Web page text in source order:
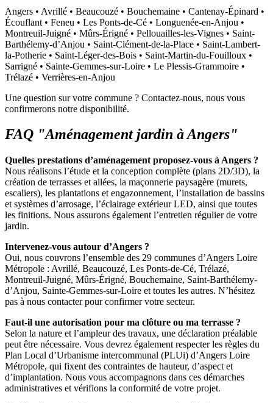
Angers • Avrillé • Beaucouzé • Bouchemaine • Cantenay-Épinard •
Écouflant • Feneu • Les Ponts-de-Cé • Longuenée-en-Anjou •
Montreuil-Juigné • Mûrs-Érigné • Pellouailles-les-Vignes • Saint-
Barthélemy-d’Anjou • Saint-Clément-de-la-Place • Saint-Lambert-
la-Potherie • Saint-Léger-des-Bois • Saint-Martin-du-Fouilloux •
Sarrigné • Sainte-Gemmes-sur-Loire • Le Plessis-Grammoire •
Trélazé • Verrières-en-Anjou
Une question sur votre commune ? Contactez-nous, nous vous
confirmerons notre disponibilité.
FAQ "Aménagement jardin à Angers"
Quelles prestations d’aménagement proposez-vous à Angers ?
Nous réalisons l’étude et la conception complète (plans 2D/3D), la
création de terrasses et allées, la maçonnerie paysagère (murets,
escaliers), les plantations et engazonnement, l’installation de bassins
et systèmes d’arrosage, l’éclairage extérieur LED, ainsi que toutes
les finitions. Nous assurons également l’entretien régulier de votre
jardin.
Intervenez-vous autour d’Angers ?
Oui, nous couvrons l’ensemble des 29 communes d’Angers Loire
Métropole : Avrillé, Beaucouzé, Les Ponts-de-Cé, Trélazé,
Montreuil-Juigné, Mûrs-Érigné, Bouchemaine, Saint-Barthélemy-
d’Anjou, Sainte-Gemmes-sur-Loire et toutes les autres. N’hésitez
pas à nous contacter pour confirmer votre secteur.
Faut-il une autorisation pour ma clôture ou ma terrasse ?
Selon la nature et l’ampleur des travaux, une déclaration préalable
peut être nécessaire. Vous devrez également respecter les règles du
Plan Local d’Urbanisme intercommunal (PLUi) d’Angers Loire
Métropole, qui fixent des contraintes de hauteur, d’aspect et
d’implantation. Nous vous accompagnons dans ces démarches
administratives et vérifions la conformité de votre projet.